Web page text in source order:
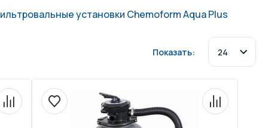
Водопады, водяные пушки и
душевые стойки
Спортивный инвентарь
установки Chemoform Aqua Plus
Показать: